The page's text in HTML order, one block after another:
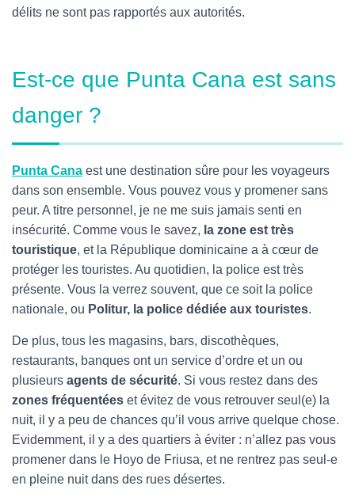
délits ne sont pas rapportés aux autorités.
Est-ce que Punta Cana est sans
danger ?
Punta Cana est une destination sûre pour les voyageurs
dans son ensemble. Vous pouvez vous y promener sans
peur. A titre personnel, je ne me suis jamais senti en
insécurité. Comme vous le savez, la zone est très
touristique, et la République dominicaine a à cœur de
protéger les touristes. Au quotidien, la police est très
présente. Vous la verrez souvent, que ce soit la police
nationale, ou Politur, la police dédiée aux touristes.
De plus, tous les magasins, bars, discothèques,
restaurants, banques ont un service d’ordre et un ou
plusieurs agents de sécurité. Si vous restez dans des
zones fréquentées et évitez de vous retrouver seul(e) la
nuit, il y a peu de chances qu’il vous arrive quelque chose.
Evidemment, il y a des quartiers à éviter : n’allez pas vous
promener dans le Hoyo de Friusa, et ne rentrez pas seul-e
en pleine nuit dans des rues désertes.